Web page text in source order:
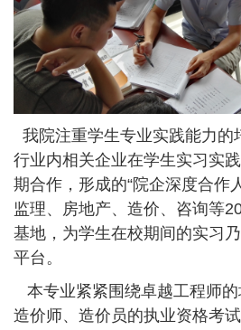
我院注重学生专业实践能力的
行业内相关企业在学生实习实
期合作，形成的“院企深度合作
监理、房地产、造价、咨询等
基地，为学生在校期间的实习
平台。
本专业紧紧围绕卓越工程师
造价师、造价员的执业资格考